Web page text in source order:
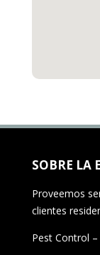
SOBRE LA
Proveemos
clientes
Pest Control